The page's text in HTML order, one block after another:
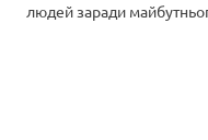
людей заради